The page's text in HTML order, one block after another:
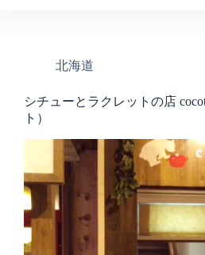
北海道
シチューとラクレットの店
ト）